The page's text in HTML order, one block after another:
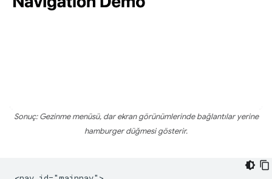
Sonuç: Gezinme menüsü, dar ekran görünümlerinde bağlantılar yerine
hamburger düğmesi gösterir.